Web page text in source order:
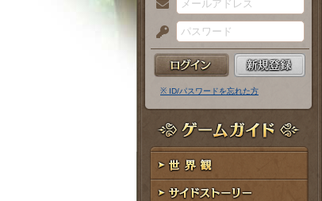
メ
ー
ル
ア
ド
レ
ス
パ
ス
ー
ド
※ ID/パスワードを忘れた方
ゲームガイド
世界観